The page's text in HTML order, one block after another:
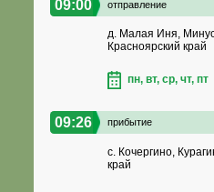
09:00 отправление
д. Малая Иня,
Красноярский край
пн, вт, ср, чт, пт
09:26 прибытие
с. Кочергино,
край